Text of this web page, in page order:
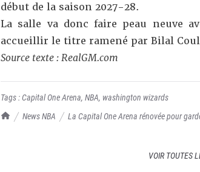
TrashTalk Actu NBA
News NBA La Capital One Arena rénovée pour
début de la saison 2027-28.
La salle va donc faire peau neuve
accueillir le titre ramené par Bilal
Source texte : RealGM.com
Tags :Capital One Arena, NBA, washington wizards
VOIR TOUTES